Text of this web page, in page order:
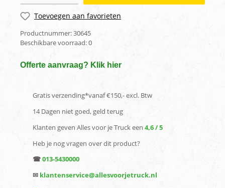
Toevoegen aan favorieten
Productnummer:30645
Beschikbare voorraad:0
Offerte aanvraag? Klik hier
Gratis verzending*vanaf €150,- excl. Btw
14 Dagen niet goed, geld terug
Klanten geven Alles voor je Truck een 4,6 / 5
Heb je nog vragen over dit product?
☎013-5430000
✉ klantenservice@allesvoorjetruck.nl